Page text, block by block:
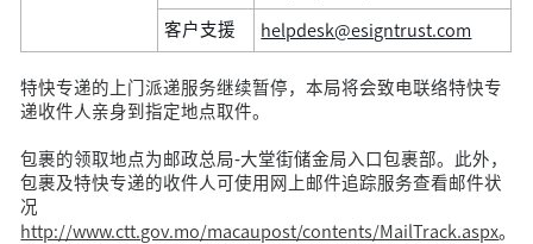
客户支援 helpdesk@esigntrust.com
特快专递的上门派递服务继续暂停，本局将会致电联络特快专
递收件人亲身到指定地点取件。
包裹的领取地点为邮政总局-大堂街储金局入口包裹部。此外，
包裹及特快专递的收件人可使用网上邮件追踪服务查看邮件状
况
http://www.ctt.gov.mo/macaupost/contents/MailTrack.aspx。